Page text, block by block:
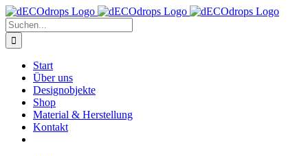
Zum
Inhalt
springen
Suche
nach:
Start
Über uns
Designobjekte
Shop
Material & Herstellung
Kontakt